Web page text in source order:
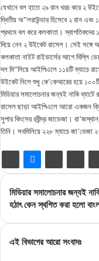
যেখানে বল হাতে ২৯ রান খরচ করে ২
দ্বিতীয় অ”লরাউন্ডার হিসেবে ২ রান এবং
প্রথমে বল করে কলকাতা। স্বাগতিকদের
দিয়ে নেন ২ উইকেট রাসেল। সেই সঙ্গে
কলকাতা নাইট রাইডার্সের আগে দিল্লি
দল মি”লিয়ে আইপিএলে ১১৪টি ম্যাচে
উইকেট নিলে শুধু কে’কেআরের হয়ে
মিডিয়ার সমালোচনার জন্যই নাকি ব্যাটে
রাসেল ছাড়া আইপিএলে আরো একজন
সুপার কিংসের রবীন্দ্র জাডেজা।
তিনি। সবমিলিয়ে ২২৮ ম্যাচে জা’ডেজা
মিডিয়ার
সমালোচনার
ব্যাটে
মিডিয়ার সমালোচনার জন্যই
হঠাৎ
করা
হঠাৎ কেন স্থগিত করা হলো
এই বিভাগের আরো সংবাদঃ